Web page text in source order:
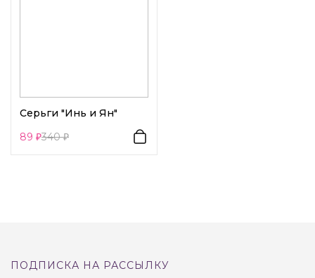
Серьги "Инь и Ян"
89
340
ПОДПИСКА НА РАССЫЛКУ